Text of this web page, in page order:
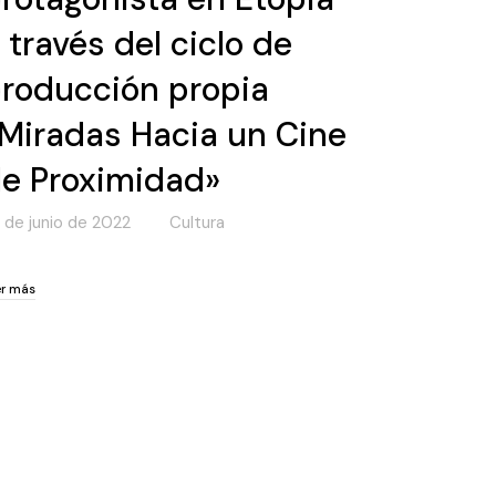
través del ciclo de
propia
Hacia un Cine
Proximidad»
de junio de 2022 Cultura
más